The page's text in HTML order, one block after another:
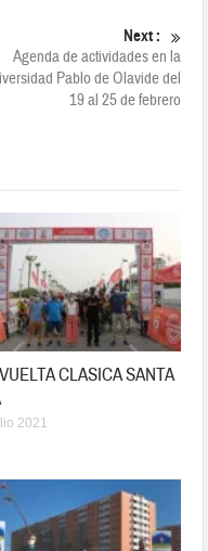
Next :
Agenda de actividades en la
Pablo de Olavide del
19 al 25 de febrero
CLASICA SANTA
2021